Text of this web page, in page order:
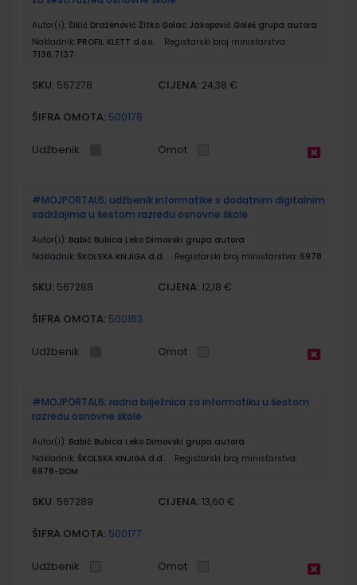
Autor(i): Šikić Draženović Žitko Golac Jakopović Goleš grupa autora
Nakladnik: PROFIL KLETT d.o.o.
Registarski broj ministarstva:
7136;7137
SKU: 567278 CIJENA: 24,38 €
ŠIFRA OMOTA: 500178
Udžbenik Omot
#MOJPORTAL6; udžbenik informatike s dodatnim digitalnim
sadržajima u šestom razredu osnovne škole
Autor(i): Babić Bubica Leko Dimovski grupa autora
Nakladnik: ŠKOLSKA KNJIGA d.d. Registarski broj ministarstva: 6978
SKU: 567288 CIJENA: 12,18 €
ŠIFRA OMOTA: 500163
Udžbenik Omot
#MOJPORTAL6; radna bilježnica za informatiku u šestom
razredu osnovne škole
Autor(i): Babić Bubica Leko Dimovski grupa autora
Nakladnik: ŠKOLSKA KNJIGA d.d.
Registarski broj ministarstva:
6978-DOM
SKU: 567289 CIJENA: 13,60 €
ŠIFRA OMOTA: 500177
Udžbenik Omot